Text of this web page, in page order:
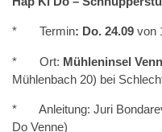
* Termin: Do. 24.09 von
* Ort: Mühleninsel
Mühlenbach 20) bei
* Anleitung: Juri
Do Venne)